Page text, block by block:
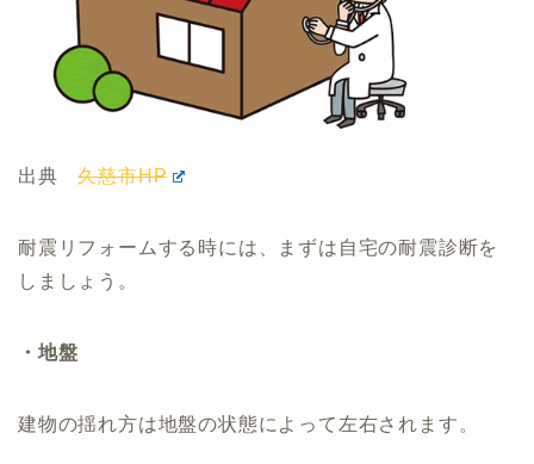
出典久慈市HP
耐震リフォームする時には、まずは自宅の耐震診断を
しましょう。
・地盤
建物の揺れ方は地盤の状態によって左右されます。